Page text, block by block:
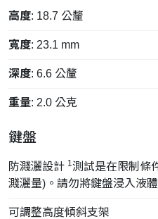
高度: 18.7 公釐
寬度: 23.1 mm
深度: 6.6 公釐
重量: 2.0 公克
鍵盤
防濺灑設計 1 測試是在限制條
濺灑量)。請勿將鍵盤浸入液體
可調整高度傾斜支架